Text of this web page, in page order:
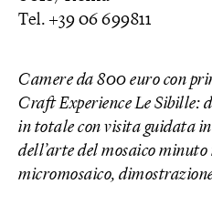
Tel. +39 06 699811
Camere da 800 euro con
Craft Experience Le Sibille:
in totale con visita guidata
dell’arte del mosaico minuto
micromosaico,